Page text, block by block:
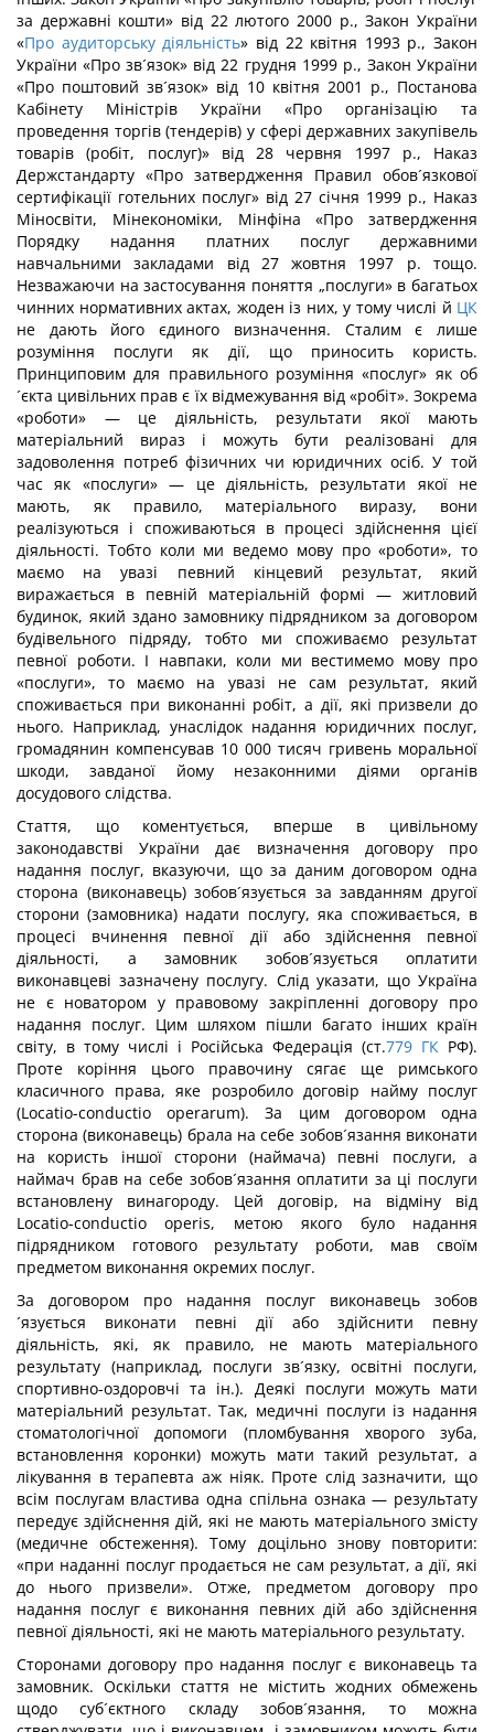
за державні кошти» від 22 лютого 2000 р., Закон України
«Про аудиторську діяльність» від 22 квітня 1993 р., Закон
України «Про зв´язок» від 22 грудня 1999 р., Закон України
«Про поштовий зв´язок» від 10 квітня 2001 р., Постанова
Кабінету Міністрів України «Про організацію та
проведення торгів (тендерів) у сфері державних закупівель
товарів (робіт, послуг)» від 28 червня 1997 р., Наказ
Держстандарту «Про затвердження Правил обов´язкової
сертифікації готельних послуг» від 27 січня 1999 р., Наказ
Міносвіти, Мінекономіки, Мінфіна «Про затвердження
Порядку надання платних послуг державними
навчальними закладами від 27 жовтня 1997 р. тощо.
Незважаючи на застосування поняття „послуги» в багатьох
чинних нормативних актах, жоден із них, у тому числі й ЦК
не дають його єдиного визначення. Сталим є лише
розуміння послуги як дії, що приносить користь.
Принциповим для правильного розуміння «послуг» як об
´єкта цивільних прав є їх відмежування від «робіт». Зокрема
«роботи» — це діяльність, результати якої мають
матеріальний вираз і можуть бути реалізовані для
задоволення потреб фізичних чи юридичних осіб. У той
час як «послуги» — це діяльність, результати якої не
мають, як правило, матеріального виразу, вони
реалізуються і споживаються в процесі здійснення цієї
діяльності. Тобто коли ми ведемо мову про «роботи», то
маємо на увазі певний кінцевий результат, який
виражається в певній матеріальній формі — житловий
будинок, який здано замовнику підрядником за договором
будівельного підряду, тобто ми споживаємо результат
певної роботи. І навпаки, коли ми вестимемо мову про
«послуги», то маємо на увазі не сам результат, який
споживається при виконанні робіт, а дії, які призвели до
нього. Наприклад, унаслідок надання юридичних послуг,
громадянин компенсував 10 000 тисяч гривень моральної
шкоди, завданої йому незаконними діями органів
досудового слідства.
Стаття, що коментується, вперше в цивільному
законодавстві України дає визначення договору про
надання послуг, вказуючи, що за даним договором одна
сторона (виконавець) зобов´язується за завданням другої
сторони (замовника) надати послугу, яка споживається, в
процесі вчинення певної дії або здійснення певної
діяльності, а замовник зобов´язується оплатити
виконавцеві зазначену послугу. Слід указати, що Україна
не є новатором у правовому закріпленні договору про
надання послуг. Цим шляхом пішли багато інших країн
світу, в тому числі і Російська Федерація (ст.779 ГК РФ).
Проте коріння цього правочину сягає ще римського
класичного права, яке розробило договір найму послуг
(Locatio-conductio operarum). За цим договором одна
сторона (виконавець) брала на себе зобов´язання виконати
на користь іншої сторони (наймача) певні послуги, а
наймач брав на себе зобов´язання оплатити за ці послуги
встановлену винагороду. Цей договір, на відміну від
Locatio-conductio operis, метою якого було надання
підрядником готового результату роботи, мав своїм
предметом виконання окремих послуг.
За договором про надання послуг виконавець зобов
´язується виконати певні дії або здійснити певну
діяльність, які, як правило, не мають матеріального
результату (наприклад, послуги зв´язку, освітні послуги,
спортивно-оздоровчі та ін.). Деякі послуги можуть мати
матеріальний результат. Так, медичні послуги із надання
стоматологічної допомоги (пломбування хворого зуба,
встановлення коронки) можуть мати такий результат, а
лікування в терапевта аж ніяк. Проте слід зазначити, що
всім послугам властива одна спільна ознака — результату
передує здійснення дій, які не мають матеріального змісту
(медичне обстеження). Тому доцільно знову повторити:
«при наданні послуг продається не сам результат, а дії, які
до нього призвели». Отже, предметом договору про
надання послуг є виконання певних дій або здійснення
певної діяльності, які не мають матеріального результату.
Сторонами договору про надання послуг є виконавець та
замовник. Оскільки стаття не містить жодних обмежень
щодо суб´єктного складу зобов´язання, то можна